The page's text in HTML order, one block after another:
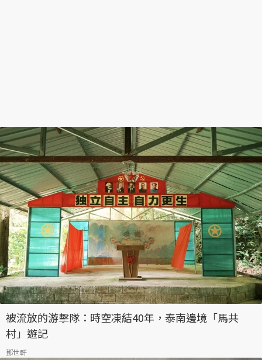
被流放的游擊隊：時空凍結40年，泰南邊境「馬共
村」遊記
鄧世軒